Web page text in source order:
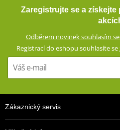
Zaregistrujte se a
Odběrem novinek souhlasím
Registrací do eshopu souhlasíte se
Zákaznický servis